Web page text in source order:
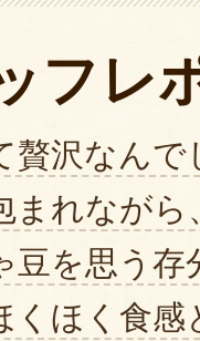
フレ
贅沢なんで
まれなが
豆を思う存
くほく食感